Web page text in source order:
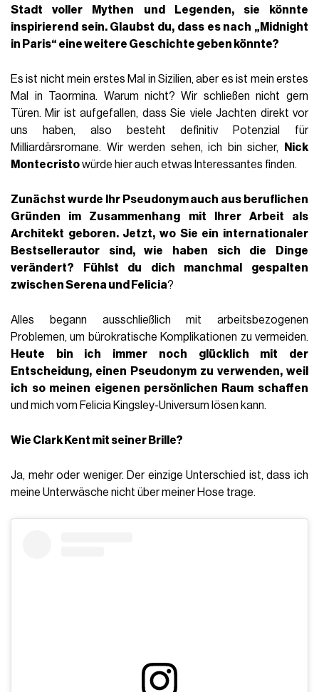
Stadt voller Mythen und Legenden, sie könnte
inspirierend sein. Glaubst du, dass es nach „Midnight
in Paris“ eine weitere Geschichte geben könnte?
Es ist nicht mein erstes Mal in Sizilien, aber es ist mein erstes
Mal in Taormina. Warum nicht? Wir schließen nicht gern
Türen. Mir ist aufgefallen, dass Sie viele Jachten direkt vor
uns haben, also besteht definitiv Potenzial für
Milliardärsromane. Wir werden sehen, ich bin sicher,
Nick
Montecristowürde hier auch etwas Interessantes finden.
Zunächst wurde Ihr Pseudonym auch aus beruflichen
Gründen im Zusammenhang mit Ihrer Arbeit als
Architekt geboren. Jetzt, wo Sie ein internationaler
Bestsellerautor sind, wie haben sich die Dinge
verändert? Fühlst du dich manchmal gespalten
zwischen Serena und Felicia?
Alles begann ausschließlich mit arbeitsbezogenen
Problemen, um bürokratische Komplikationen zu vermeiden.
Heute bin ich immer noch glücklich mit der
Entscheidung, einen Pseudonym zu verwenden, weil
ich so meinen eigenen persönlichen Raum schaffen
und mich vom Felicia Kingsley-Universum lösen kann.
Wie Clark Kent mit seiner Brille?
Ja, mehr oder weniger. Der einzige Unterschied ist, dass ich
meine Unterwäsche nicht über meiner Hose trage.